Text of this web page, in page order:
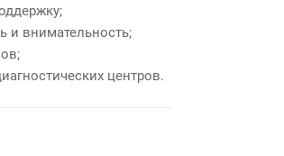
и внимательность;
центров.